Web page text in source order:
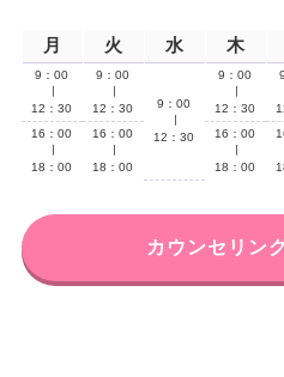
月 火 水 木
9：00
12：30
9：00
12：30
9：00
12：30
9：00
12：30
16：00
18：00
16：00
18：00
16：00
18：00
カウンセリン